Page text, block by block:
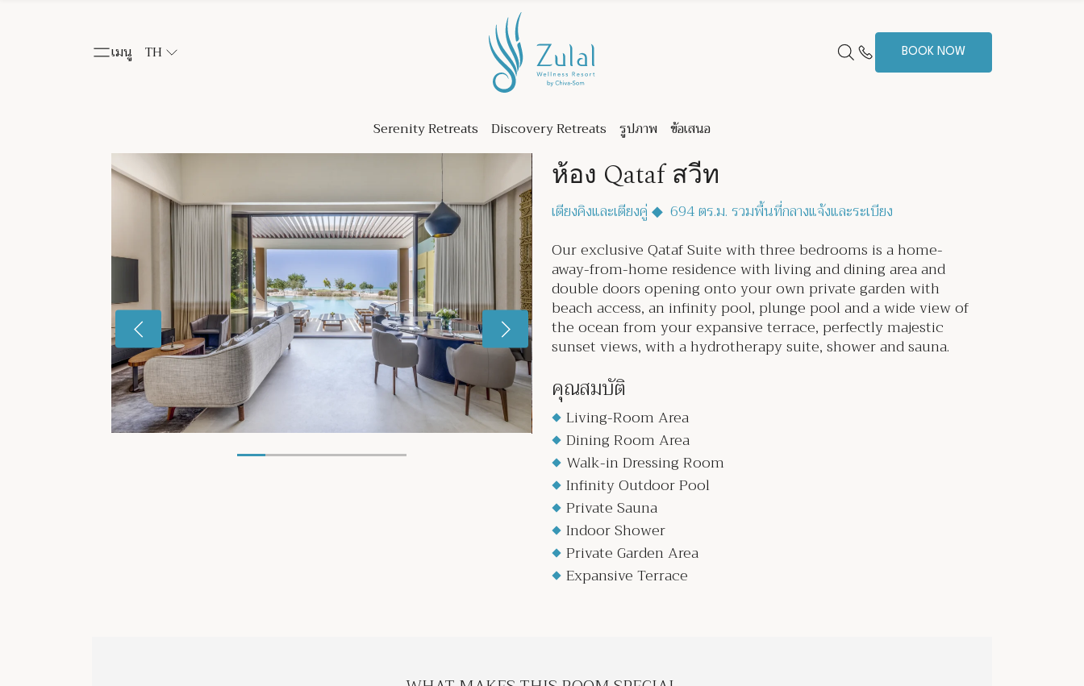
เมนู TH
Serenity Retreats Discovery Retreats รูปภาพ ข้อเสนอ
BOOK NOW
ห้อง Qataf สวีท
เตียงคิงและเตียงคู่◆ 694 ตร.ม. รวมพื้นที่กลางแจ้งและระเบียง
Our exclusive Qataf Suite with three bedrooms is a home-
away-from-home residence with living and dining area and
double doors opening onto your own private garden with
beach access, an infinity pool, plunge pool and a wide view of
the ocean from your expansive terrace, perfectly majestic
sunset views, with a hydrotherapy suite, shower and sauna.
คุณสมบัติ
Living-Room Area
Dining Room Area
Walk-in Dressing Room
Infinity Outdoor Pool
Private Sauna
Indoor Shower
Private Garden Area
Expansive Terrace